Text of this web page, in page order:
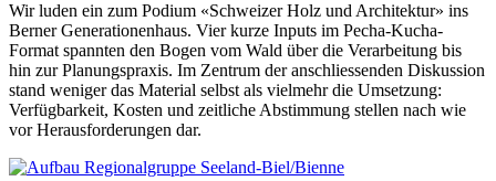
Wir luden ein zum Podium «Schweizer Holz und Architektur» ins
Berner Generationenhaus. Vier kurze Inputs im Pecha-Kucha-
Format spannten den Bogen vom Wald über die Verarbeitung bis
hin zur Planungspraxis. Im Zentrum der anschliessenden Diskussion
stand weniger das Material selbst als vielmehr die Umsetzung:
Verfügbarkeit, Kosten und zeitliche Abstimmung stellen nach wie
vor Herausforderungen dar.